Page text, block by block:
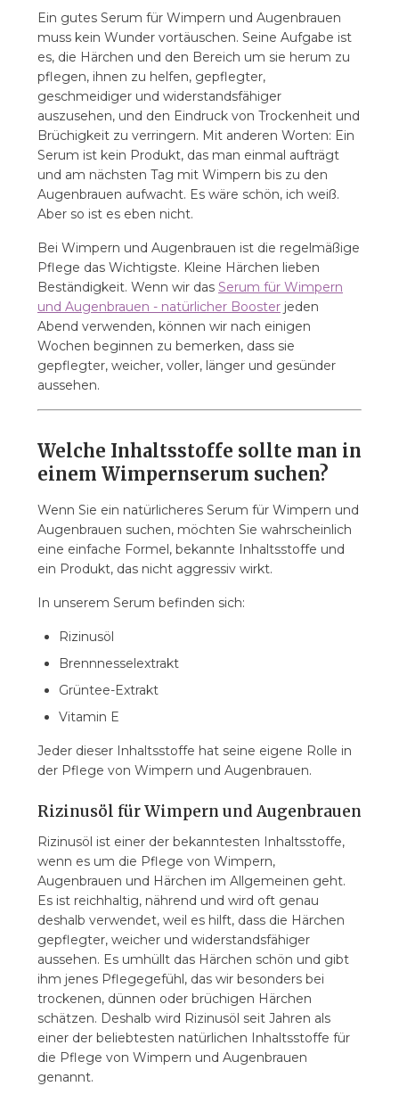
Ein gutes Serum für Wimpern und Augenbrauen
muss kein Wunder vortäuschen. Seine Aufgabe ist
es, die Härchen und den Bereich um sie herum zu
pflegen, ihnen zu helfen, gepflegter,
geschmeidiger und widerstandsfähiger
auszusehen, und den Eindruck von Trockenheit und
Brüchigkeit zu verringern. Mit anderen Worten: Ein
Serum ist kein Produkt, das man einmal aufträgt
und am nächsten Tag mit Wimpern bis zu den
Augenbrauen aufwacht. Es wäre schön, ich weiß.
Aber so ist es eben nicht.
Bei Wimpern und Augenbrauen ist die regelmäßige
Pflege das Wichtigste. Kleine Härchen lieben
Beständigkeit. Wenn wir das Serum für Wimpern
und Augenbrauen - natürlicher Booster jeden
Abend verwenden, können wir nach einigen
Wochen beginnen zu bemerken, dass sie
gepflegter, weicher, voller, länger und gesünder
aussehen.
Welche Inhaltsstoffe sollte man in
einem Wimpernserum suchen?
Wenn Sie ein natürlicheres Serum für Wimpern und
Augenbrauen suchen, möchten Sie wahrscheinlich
eine einfache Formel, bekannte Inhaltsstoffe und
ein Produkt, das nicht aggressiv wirkt.
In unserem Serum befinden sich:
Rizinusöl
Brennnesselextrakt
Grüntee-Extrakt
Vitamin E
Jeder dieser Inhaltsstoffe hat seine eigene Rolle in
der Pflege von Wimpern und Augenbrauen.
Rizinusöl für Wimpern und Augenbrauen
Rizinusöl ist einer der bekanntesten Inhaltsstoffe,
wenn es um die Pflege von Wimpern,
Augenbrauen und Härchen im Allgemeinen geht.
Es ist reichhaltig, nährend und wird oft genau
deshalb verwendet, weil es hilft, dass die Härchen
gepflegter, weicher und widerstandsfähiger
aussehen. Es umhüllt das Härchen schön und gibt
ihm jenes Pflegegefühl, das wir besonders bei
trockenen, dünnen oder brüchigen Härchen
schätzen. Deshalb wird Rizinusöl seit Jahren als
einer der beliebtesten natürlichen Inhaltsstoffe für
die Pflege von Wimpern und Augenbrauen
genannt.